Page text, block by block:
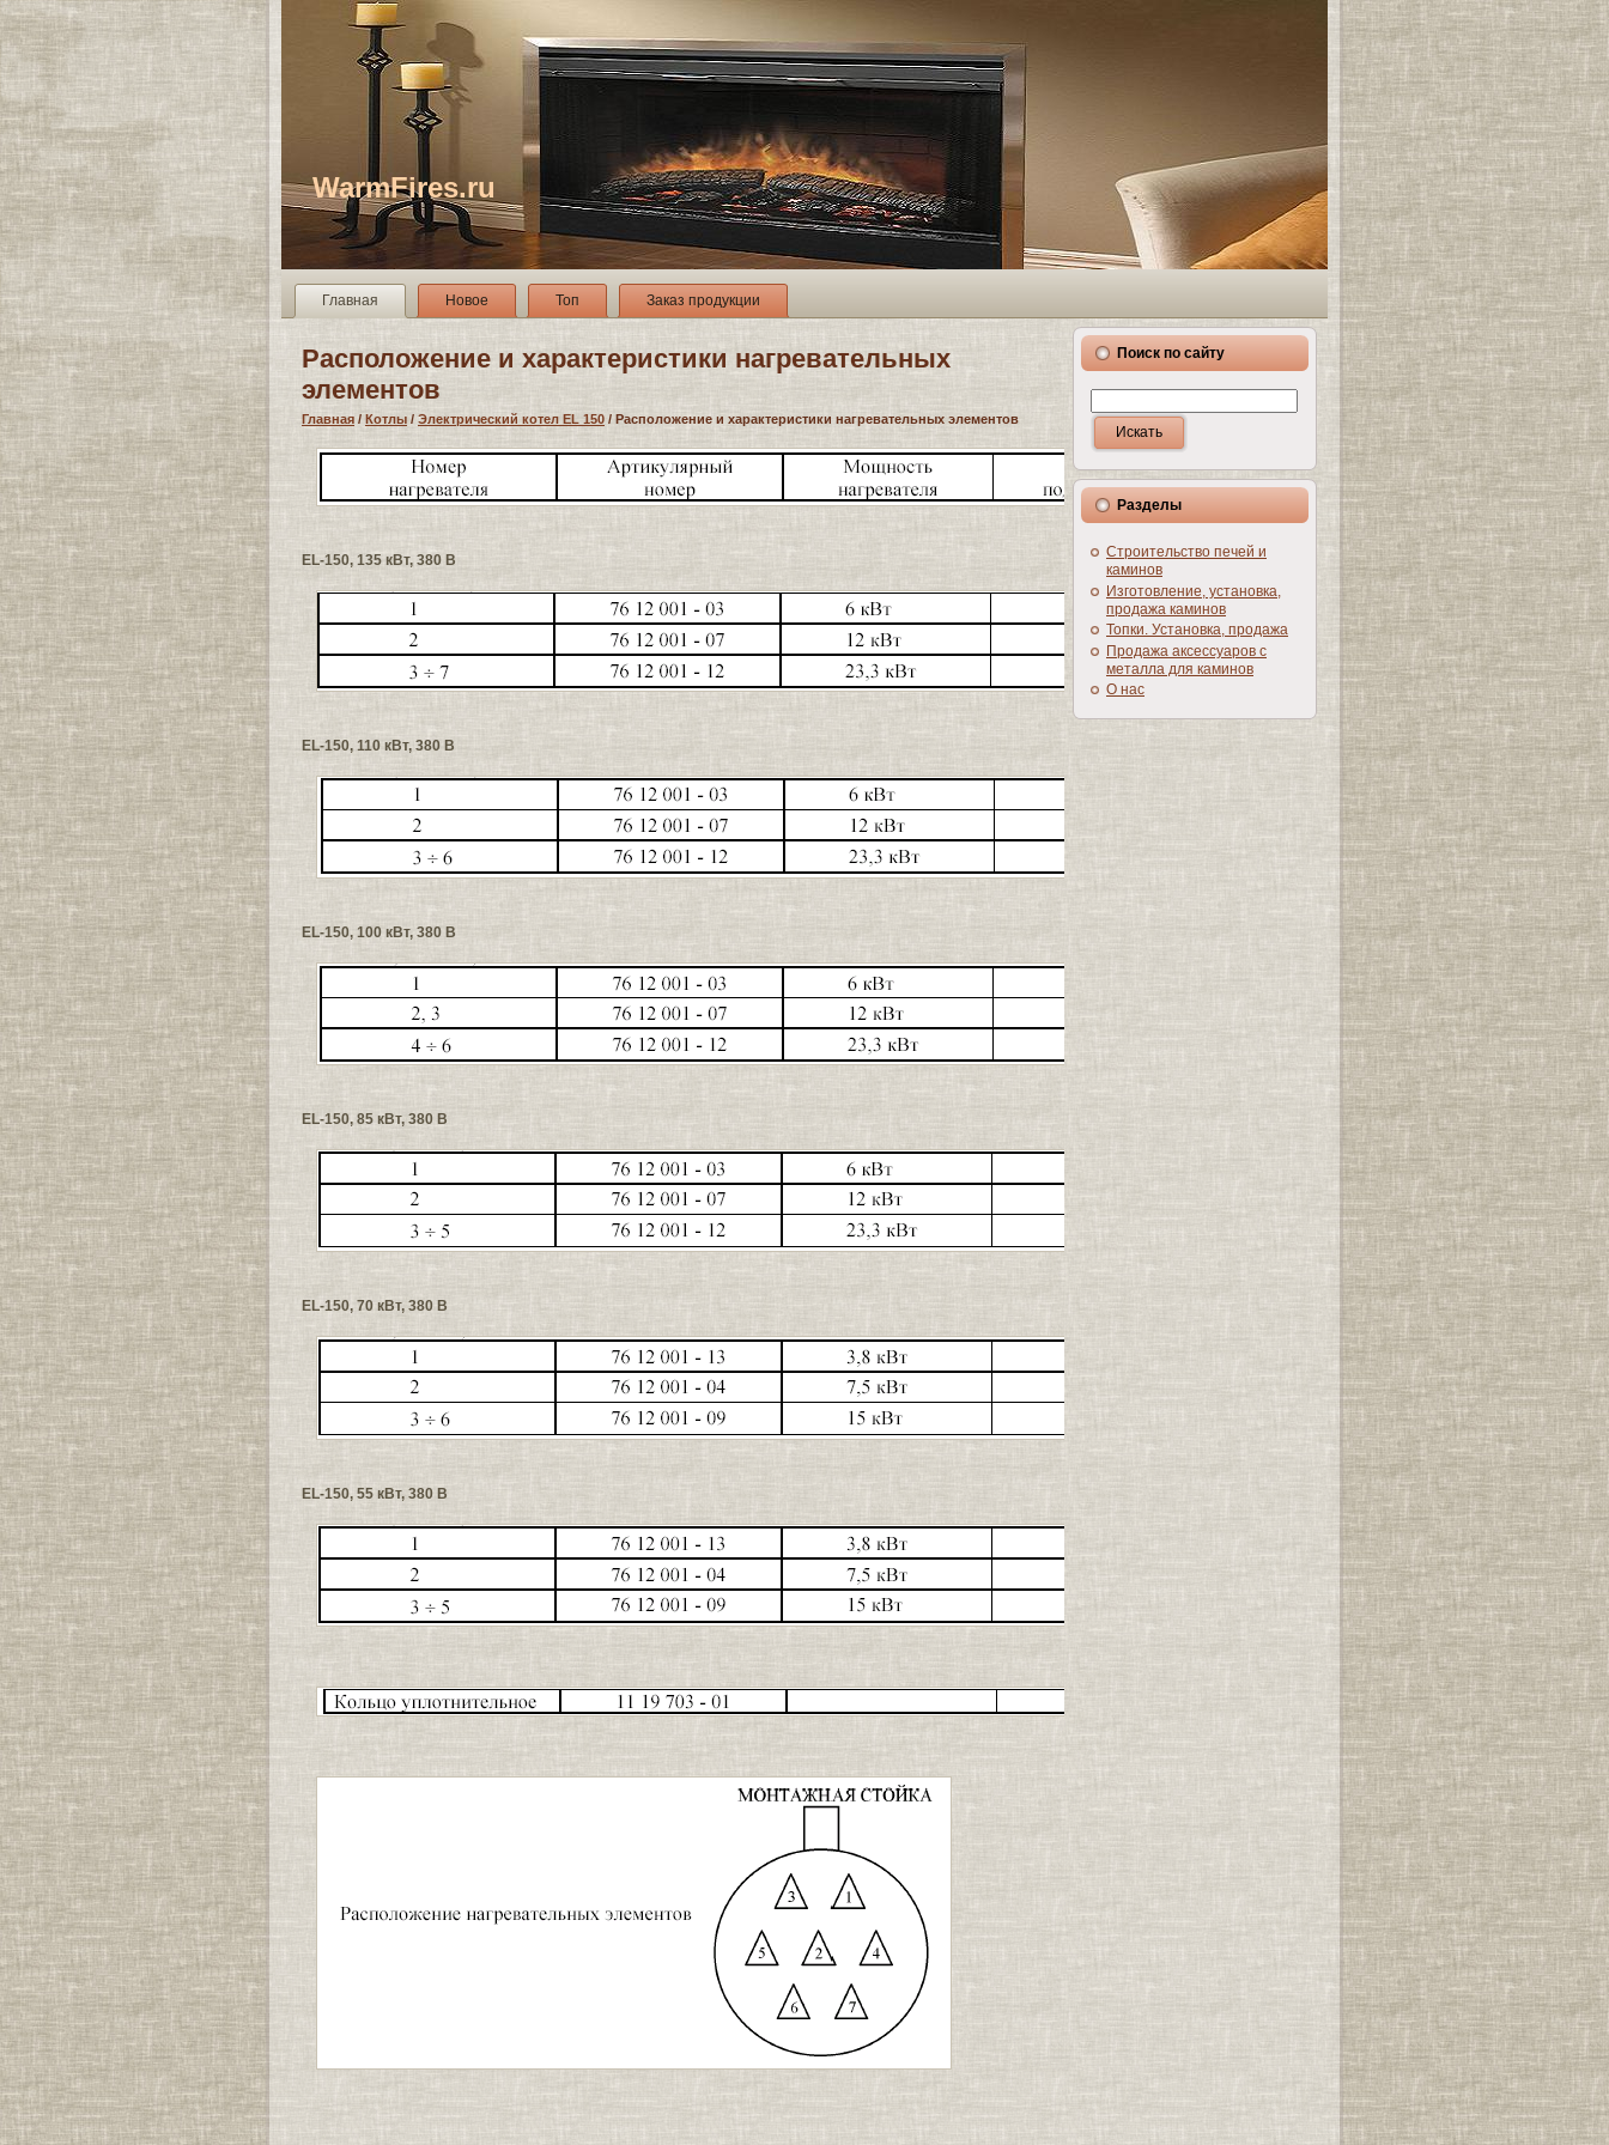
WarmFires.ru
Главная Новое Топ Заказ продукции
Расположение и характеристики нагревательных
элементов
Главная / Котлы / Электрический котел EL 150 / Расположение и характеристики нагревательных элементов
EL-150, 135 кВт, 380 В
EL-150, 110 кВт, 380 В
EL-150, 100 кВт, 380 В
EL-150, 85 кВт, 380 В
EL-150, 70 кВт, 380 В
EL-150, 55 кВт, 380 В
Поиск по сайту
Разделы
Строительство печей и
каминов
Изготовление, установка,
продажа каминов
Топки. Установка, продажа
Продажа аксессуаров с
металла для каминов
О нас